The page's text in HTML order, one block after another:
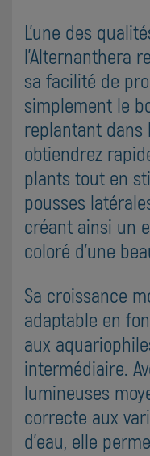
L'une des
l'Alternanthera
sa facilité de
simplement le
replantant dans
obtiendrez
plants tout en
pousses
créant ainsi un
coloré d'une
Sa croissance
adaptable en
aux
intermédiaire.
lumineuses
correcte aux
d'eau, elle